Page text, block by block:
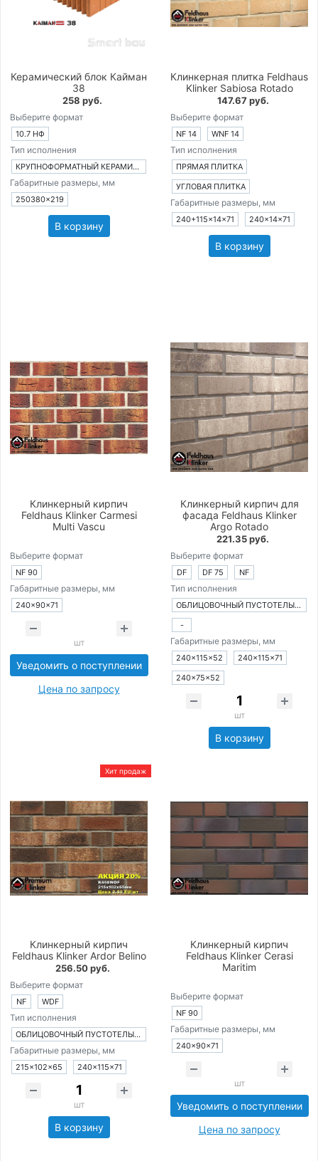
Керамический блок Кайман
38
258 руб.
Выберите формат
10.7 НФ
Тип исполнения
КРУПНОФОРМАТНЫЙ КЕРАМИЧЕСКИЙ БЛОК
Габаритные размеры, мм
250380×219
В корзину
Клинкерная плитка Feldhaus
Klinker Sabiosa Rotado
147.67 руб.
Выберите формат
NF 14 WNF 14
Тип исполнения
ПРЯМАЯ ПЛИТКА
УГЛОВАЯ ПЛИТКА
Габаритные размеры, мм
240+115×14×71 240×14×71
В корзину
Клинкерный кирпич
Feldhaus Klinker Carmesi
Multi Vascu
Выберите формат
NF 90
Габаритные размеры, мм
240×90×71
шт
Уведомить о поступлении
Цена по запросу
Клинкерный кирпич для
фасада Feldhaus Klinker
Argo Rotado
221.35 руб.
Выберите формат
DF DF 75 NF
Тип исполнения
ОБЛИЦОВОЧНЫЙ ПУСТОТЕЛЫЙ КИРПИЧ
-
Габаритные размеры, мм
240×115×52
240×115×71
240×75×52
шт
В корзину
Хит продаж
Клинкерный кирпич
Feldhaus Klinker Ardor Belino
256.50 руб.
Выберите формат
NF WDF
Тип исполнения
ОБЛИЦОВОЧНЫЙ ПУСТОТЕЛЫЙ КИРПИЧ
Габаритные размеры, мм
215×102×65 240×115×71
шт
В корзину
Клинкерный кирпич
Feldhaus Klinker Cerasi
Maritim
Выберите формат
NF 90
Габаритные размеры, мм
240×90×71
шт
Уведомить о поступлении
Цена по запросу